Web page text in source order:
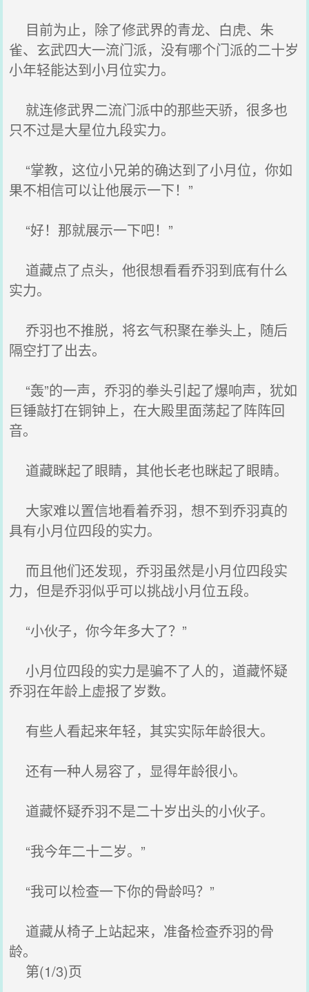
目前为止，除了修武界的青龙、白虎、朱
雀、玄武四大一流门派，没有哪个门派的二十岁
小年轻能达到小月位实力。
就连修武界二流门派中的那些天骄，很多也
只不过是大星位九段实力。
“掌教，这位小兄弟的确达到了小月位，你如
果不相信可以让他展示一下！”
“好！那就展示一下吧！”
道藏点了点头，他很想看看乔羽到底有什么
实力。
乔羽也不推脱，将玄气积聚在拳头上，随后
隔空打了出去。
“轰”的一声，乔羽的拳头引起了爆响声，犹如
巨锤敲打在铜钟上，在大殿里面荡起了阵阵回
音。
道藏眯起了眼睛，其他长老也眯起了眼睛。
大家难以置信地看着乔羽，想不到乔羽真的
具有小月位四段的实力。
而且他们还发现，乔羽虽然是小月位四段实
力，但是乔羽似乎可以挑战小月位五段。
“小伙子，你今年多大了？”
小月位四段的实力是骗不了人的，道藏怀疑
乔羽在年龄上虚报了岁数。
有些人看起来年轻，其实实际年龄很大。
还有一种人易容了，显得年龄很小。
道藏怀疑乔羽不是二十岁出头的小伙子。
“我今年二十二岁。”
“我可以检查一下你的骨龄吗？”
道藏从椅子上站起来，准备检查乔羽的骨
龄。
第(1/3)页